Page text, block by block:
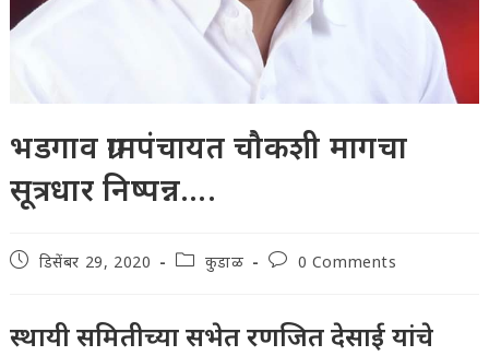
भडगाव ग्रामपंचायत चौकशी मागचा
सूत्रधार निष्पन्न….
Postडिसेंबर 29, 2020
Postकुडाळ
Post0 Comments
स्थायी समितीच्या सभेत रणजित देसाई यांचे